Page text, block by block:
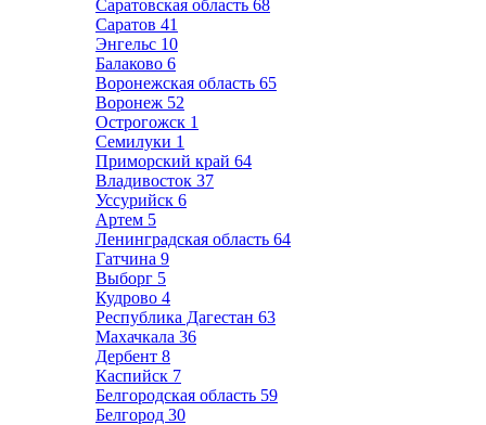
Саратовская область 68
Саратов 41
Энгельс 10
Балаково 6
Воронежская область 65
Воронеж 52
Острогожск 1
Семилуки 1
Приморский край 64
Владивосток 37
Уссурийск 6
Артем 5
Ленинградская область 64
Гатчина 9
Выборг 5
Кудрово 4
Республика Дагестан 63
Махачкала 36
Дербент 8
Каспийск 7
Белгородская область 59
Белгород 30